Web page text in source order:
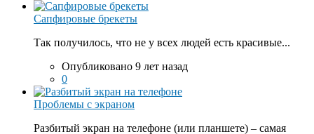
Сапфировые брекеты
Так получилось, что не у всех людей есть красивые...
Опубликовано 9 лет назад
0
Проблемы с экраном
Разбитый экран на телефоне (или планшете) – самая